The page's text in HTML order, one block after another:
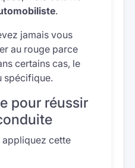
.
jamais vous
au rouge parce
certains cas, le
spécifique.
pour réussir
appliquez cette